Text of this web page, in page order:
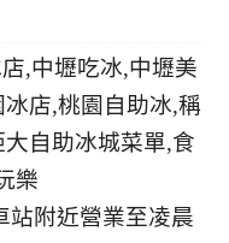
站附近營業至凌晨